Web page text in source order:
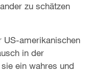
zu schätzen
US-amerikanischen
in der
ein wahres und